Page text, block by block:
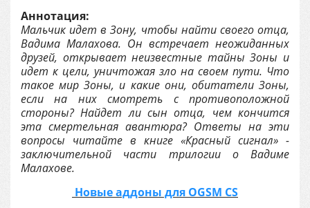
Аннотация:
Мальчик идет в Зону, чтобы найти своего отца,
Вадима Малахова. Он встречает неожиданных
друзей, открывает неизвестные тайны Зоны и
идет к цели, уничтожая зло на своем пути. Что
такое мир Зоны, и какие они, обитатели Зоны,
если на них смотреть с противоположной
стороны? Найдет ли сын отца, чем кончится
эта смертельная авантюра? Ответы на эти
вопросы читайте в книге «Красный сигнал» -
заключительной части трилогии о Вадиме
Малахове.
Новые аддоны для OGSM CS